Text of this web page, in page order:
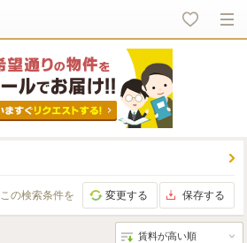
この検索条件を 変更する 保存する